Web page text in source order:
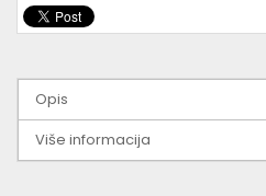
Opis
Više informacija